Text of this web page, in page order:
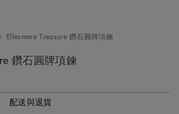
Ellesmere Treasure 鑽石圓牌項鍊
鑽石圓牌項鍊
配送與退貨